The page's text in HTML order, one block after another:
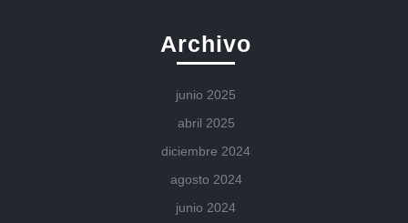
Archivo
junio 2025
abril 2025
diciembre 2024
agosto 2024
junio 2024